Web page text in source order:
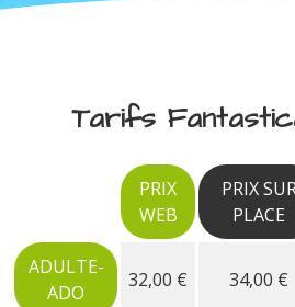
Tarifs
PRIX
WEB
PRIX
PLACE
ADULTE-
ADO
32,00 € 34,00 €